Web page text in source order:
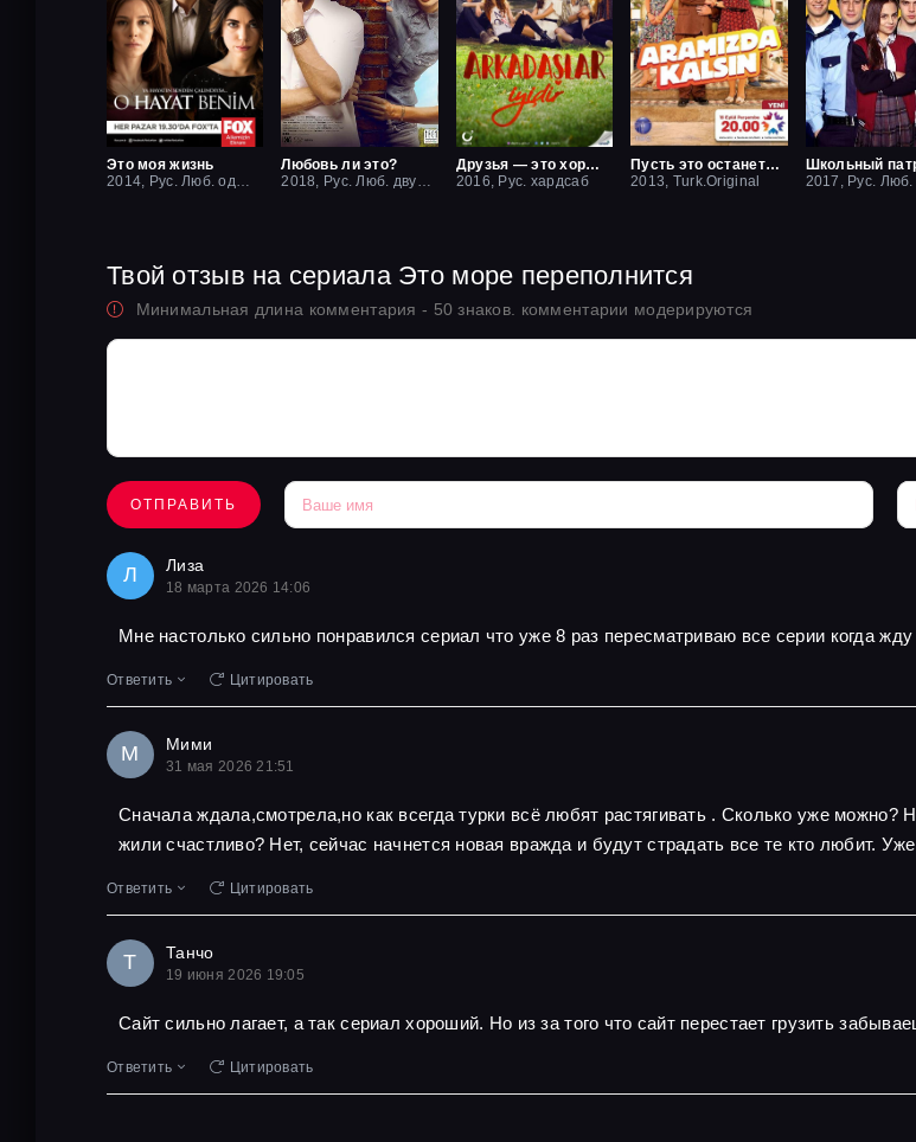
Это моя жизнь
Любовь ли это?
Друзья — это хорошо
2016, Рус. хардсаб
Пусть это останется между нами
2013, Turk.Original
Школьный
Твой отзыв на сериала Это море переполнится
Минимальная длина комментария - 50 знаков. комментарии модерируются
ОТПРАВИТЬ
Л Лиза
18 марта 2026 14:06
Мне настолько сильно понравился сериал что уже 8 раз пересматриваю все серии когда
Ответить Цитировать
М Мими
31 мая 2026 21:51
Сначала ждала,смотрела,но как всегда турки всё любят растягивать . Сколько уже
жили счастливо? Нет, сейчас начнется новая вражда и будут страдать все те кто любит.
Ответить Цитировать
Т Танчо
19 июня 2026 19:05
Сайт сильно лагает, а так сериал хороший. Но из за того что сайт перестает грузить
Ответить Цитировать